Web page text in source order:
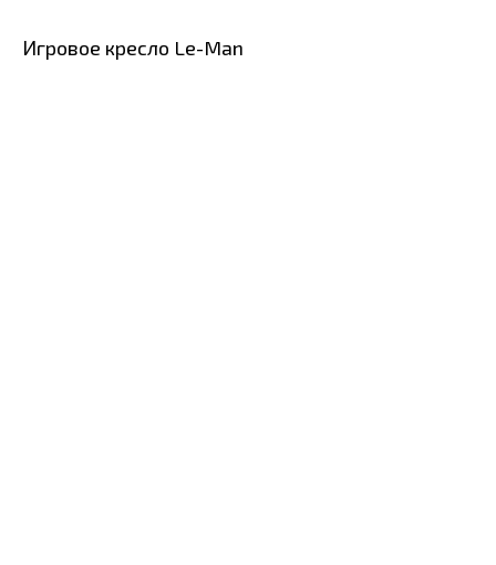
Игровое кресло Le-Man